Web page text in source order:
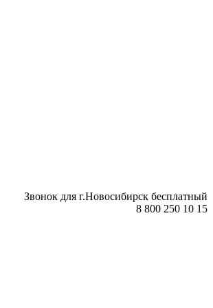
Звонок для г.Новосибирск бесплатный
8 800 250 10 15